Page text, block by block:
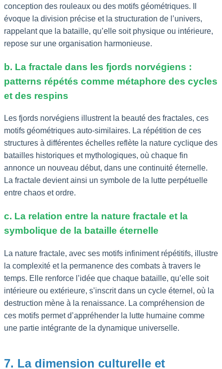
conception des rouleaux ou des motifs géométriques. Il
évoque la division précise et la structuration de l’univers,
rappelant que la bataille, qu’elle soit physique ou intérieure,
repose sur une organisation harmonieuse.
b. La fractale dans les fjords norvégiens :
patterns répétés comme métaphore des cycles
et des respins
Les fjords norvégiens illustrent la beauté des fractales, ces
motifs géométriques auto-similaires. La répétition de ces
structures à différentes échelles reflète la nature cyclique des
batailles historiques et mythologiques, où chaque fin
annonce un nouveau début, dans une continuité éternelle.
La fractale devient ainsi un symbole de la lutte perpétuelle
entre chaos et ordre.
c. La relation entre la nature fractale et la
symbolique de la bataille éternelle
La nature fractale, avec ses motifs infiniment répétitifs, illustre
la complexité et la permanence des combats à travers le
temps. Elle renforce l’idée que chaque bataille, qu’elle soit
intérieure ou extérieure, s’inscrit dans un cycle éternel, où la
destruction mène à la renaissance. La compréhension de
ces motifs permet d’appréhender la lutte humaine comme
une partie intégrante de la dynamique universelle.
7. La dimension culturelle et